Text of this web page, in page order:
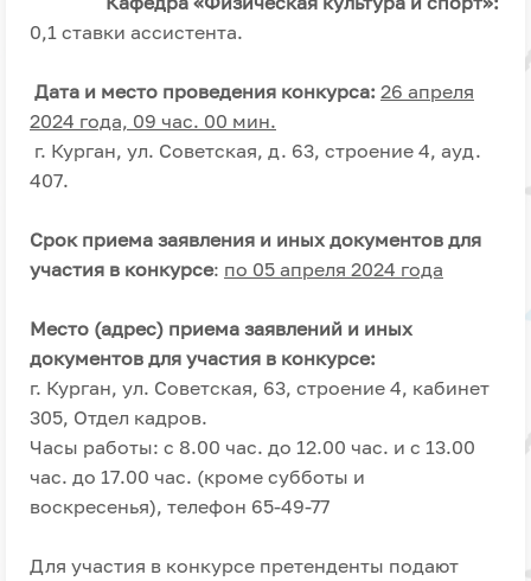
0,1 ставки ассистента.
Дата и место проведения конкурса: 26 апреля
2024 года, 09 час. 00 мин.
г. Курган, ул. Советская, д. 63, строение 4, ауд.
407.
Срок приема заявления и иных документов для
участия в конкурсе: по 05 апреля 2024 года
Место (адрес) приема заявлений и иных
документов для участия в конкурсе:
г. Курган, ул. Советская, 63, строение 4, кабинет
305, Отдел кадров.
Часы работы: с 8.00 час. до 12.00 час. и с 13.00
час. до 17.00 час. (кроме субботы и
воскресенья), телефон 65-49-77
Для участия в конкурсе претенденты подают